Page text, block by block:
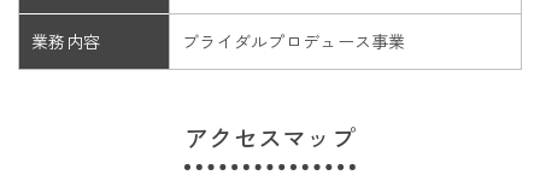
業務内容 ブライダルプロデュース事業
アクセスマップ